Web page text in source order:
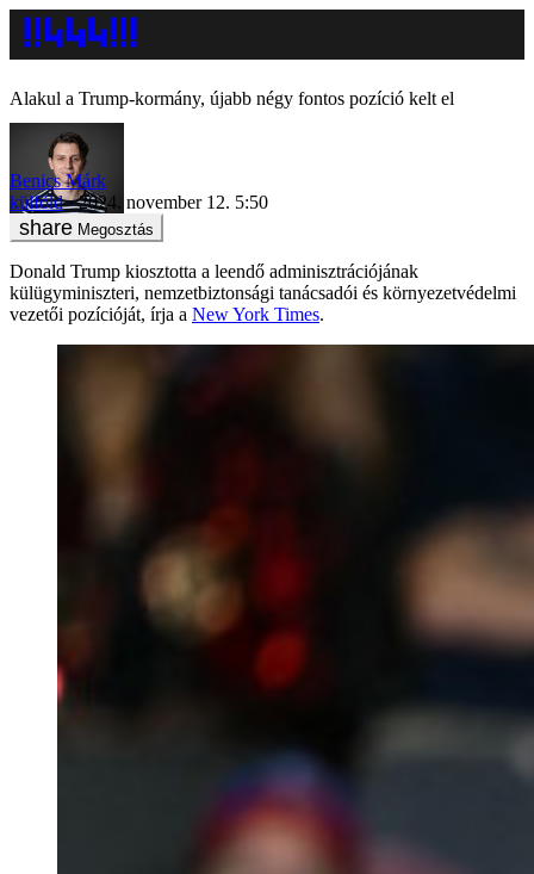
Alakul a Trump-kormány, újabb négy fontos pozíció kelt el
Benics Márk
külföld
2024. november 12. 5:50
Megosztás
Donald Trump kiosztotta a leendő adminisztrációjának
külügyminiszteri, nemzetbiztonsági tanácsadói és környezetvédelmi
vezetői pozícióját, írja a New York Times.